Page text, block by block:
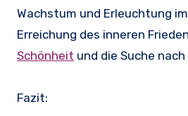
Wachstum und Erleuchtung
Erreichung des inneren
Schönheit und die Suche
Fazit: